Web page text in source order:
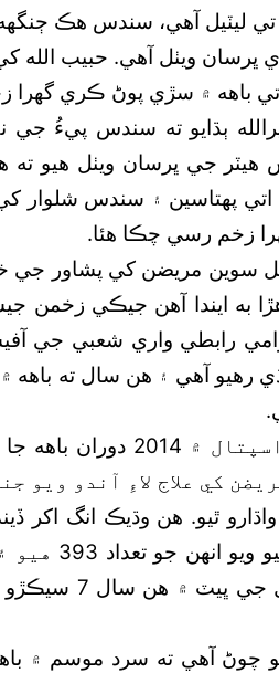
ليٽيل آهي، سندس هڪ ڄنگهه
ويٺل آهي. حبيب الله
باهه ۾ سڙي پوڻ ڪري گهرا
ٻڌايو ته سندس پيءُ
هيٽر جي ڀرسان ويٺل هيو
اتي پهتاسين ۽ سندس شلوار
زخم رسي چڪا هئا.
مريضن کي پشاور جي
به ايندا آهن جيڪي زخمن
رابطي واري شعبي جي
رهيو آهي ۽ هن سال ته
آندا ويا، جڏهن ته 2015 ۾ 1791 مريضن کي علاج
وڌي 454 ٿي ويو، مطلب
چوڻ آهي ته سرد موسم ۾